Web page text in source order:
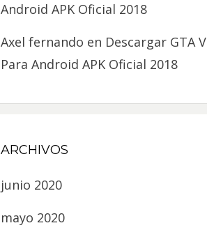
Android APK Oficial 2018
Axel fernando en Descargar GTA V
Para Android APK Oficial 2018
ARCHIVOS
junio 2020
mayo 2020